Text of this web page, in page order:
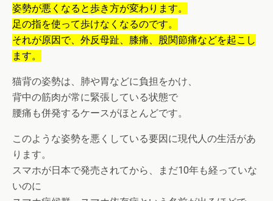
姿勢が悪くなると歩き方が変わります。
足の指を使って歩けなくなるのです。
それが原因で、外反母趾、膝痛、股関節痛などを起こし
ます。
猫背の姿勢は、肺や胃などに負担をかけ、
背中の筋肉が常に緊張している状態で
腰痛も併発するケースがほとんどです。
このような姿勢を悪くしている要因に現代人の生活があ
ります。
スマホが日本で発売されてから、まだ10年も経っていな
いのに